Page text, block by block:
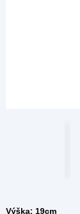
Výška: 19cm